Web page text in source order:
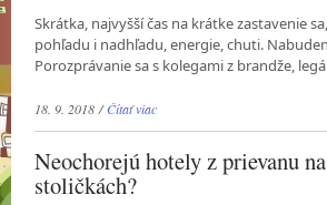
Skrátka, najvyšší čas na krátke zastavenie
pohľadu i nadhľadu, energie, chuti.
Porozprávanie sa s kolegami z brandže,
18. 9. 2018 /Čítať viac
Neochorejú hotely z prievanu
stoličkách?